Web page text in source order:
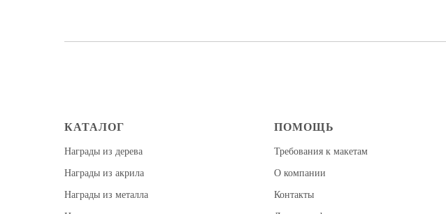
КАТАЛОГ
Награды из дерева
Награды из акрила
Награды из металла
ПОМОЩЬ
Требования к макетам
О компании
Контакты